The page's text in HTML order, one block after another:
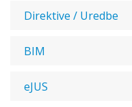
Direktive / Uredbe
BIM
eJUS